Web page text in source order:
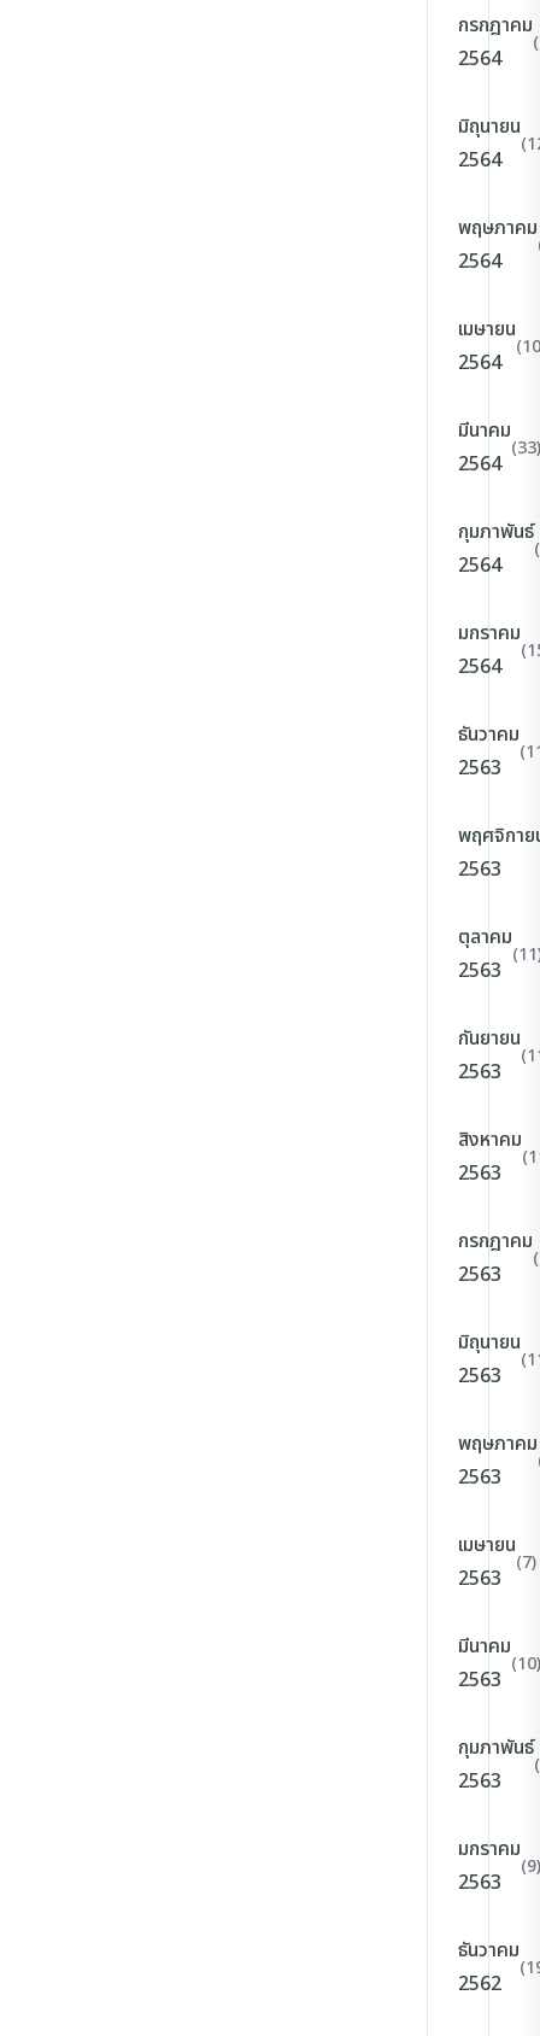
กรกฎาคม
2564
มิถุนายน
2564
พฤษภาคม
2564
เมษายน
2564
มีนาคม
2564
(33)
กุมภาพันธ์
2564
มกราคม
2564
ธันวาคม
2563
พฤศจิกาย
2563
ตุลาคม
2563
กันยายน
2563
สิงหาคม
2563
กรกฎาคม
2563
มิถุนายน
2563
พฤษภาคม
2563
เมษายน
2563
(7)
มีนาคม
2563
(10)
กุมภาพันธ์
2563
มกราคม
2563
(9)
ธันวาคม
2562